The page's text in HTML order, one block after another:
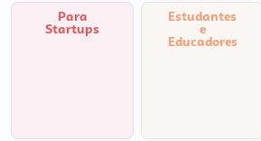
Para
Startups
Estudantes
e
Educadores